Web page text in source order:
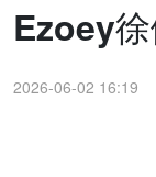
Ezoey
2026-06-02 16:19